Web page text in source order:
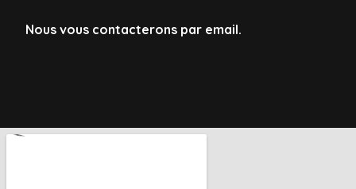
Nous vous contacterons par email.